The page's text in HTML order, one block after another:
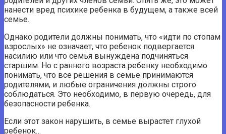
нанести вред психике ребенка в будущем, а также всей
семье.
Однако родители должны понимать, что «идти по стопам
взрослых» не означает, что ребенок подвергается
насилию или что семья вынуждена подчиняться
старшим. Но с раннего возраста ребенку необходимо
понимать, что все решения в семье принимаются
родителями, и любые ограничения должны строго
соблюдаться. Это необходимо, в первую очередь, для
безопасности ребенка.
Если этот закон нарушить, в семье вырастет глухой
ребенок…